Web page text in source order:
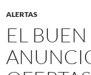
ALERTAS
EL